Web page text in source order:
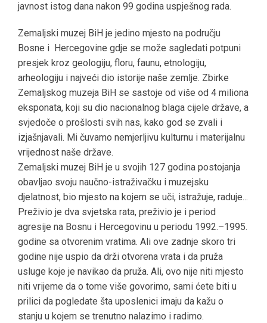
javnost istog dana nakon 99 godina uspješnog rada.
Zemaljski muzej BiH je jedino mjesto na području
Bosne i Hercegovine gdje se može sagledati potpuni
presjek kroz geologiju, floru, faunu, etnologiju,
arheologiju i najveći dio istorije naše zemlje. Zbirke
Zemaljskog muzeja BiH se sastoje od više od 4 miliona
eksponata, koji su dio nacionalnog blaga cijele države, a
svjedoče o prošlosti svih nas, kako god se zvali i
izjašnjavali. Mi čuvamo nemjerljivu kulturnu i materijalnu
vrijednost naše države.
Zemaljski muzej BiH je u svojih 127 godina postojanja
obavljao svoju naučno-istraživačku i muzejsku
djelatnost, bio mjesto na kojem se uči, istražuje, raduje...
Preživio je dva svjetska rata, preživio je i period
agresije na Bosnu i Hercegovinu u periodu 1992.–1995.
godine sa otvorenim vratima. Ali ove zadnje skoro tri
godine nije uspio da drži otvorena vrata i da pruža
usluge koje je navikao da pruža. Ali, ovo nije niti mjesto
niti vrijeme da o tome više govorimo, sami ćete biti u
prilici da pogledate šta uposlenici imaju da kažu o
stanju u kojem se trenutno nalazimo i radimo.